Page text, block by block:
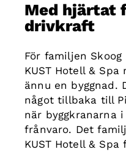
Med hjärtat
drivkraft
För familjen
KUST Hotell &
ännu en byggnad.
något tillbaka till
när byggkranarna
frånvaro. Det
KUST Hotell &